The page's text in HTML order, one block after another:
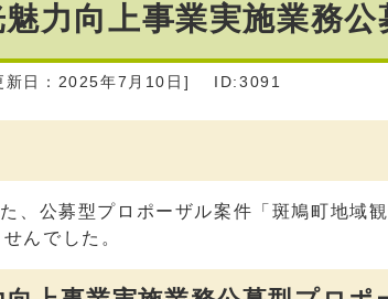
力向上事業実施業務
新日：2025年7月10日] ID:3091
、公募型プロポーザル案件「斑鳩町地域
んでした。